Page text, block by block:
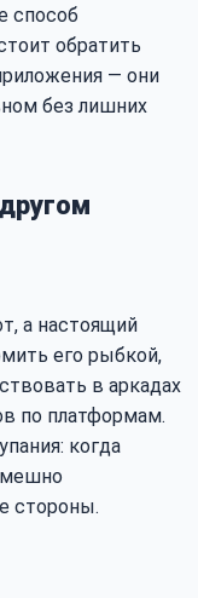
способ
обратить
— они
без лишних
а настоящий
его рыбкой,
в аркадах
по платформам.
когда
стороны.